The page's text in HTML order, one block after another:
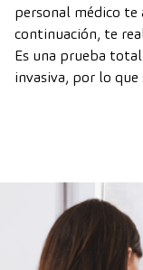
personal médico te
continuación, te
Es una prueba
invasiva, por lo